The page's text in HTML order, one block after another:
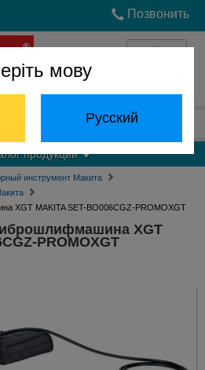
мову
Русский
Позвонить
Войти
(068) 824-24-24
продукции
инструмент Макита
XGT MAKITA SET-BO006CGZ-PROMOXGT
XGT
PROMOXGT